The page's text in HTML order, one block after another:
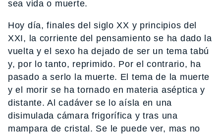
sea vida o muerte.
Hoy día, finales del siglo XX y principios del
XXI, la corriente del pensamiento se ha dado la
vuelta y el sexo ha dejado de ser un tema tabú
y, por lo tanto, reprimido. Por el contrario, ha
pasado a serlo la muerte. El tema de la muerte
y el morir se ha tornado en materia aséptica y
distante. Al cadáver se lo aísla en una
disimulada cámara frigorífica y tras una
mampara de cristal. Se le puede ver, mas no